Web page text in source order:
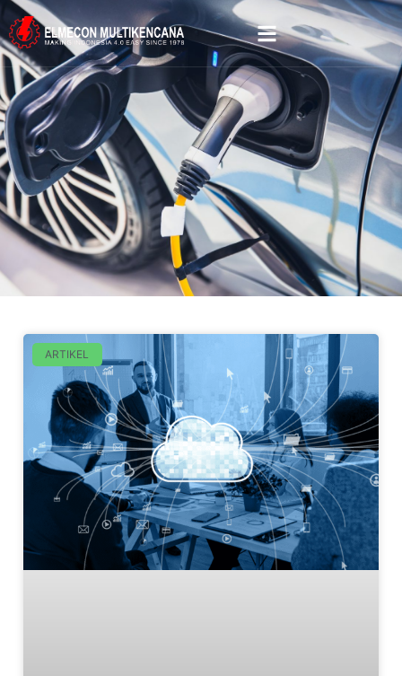
ARTIKEL